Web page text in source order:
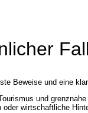
Beweise und eine
und
wirtschaftliche